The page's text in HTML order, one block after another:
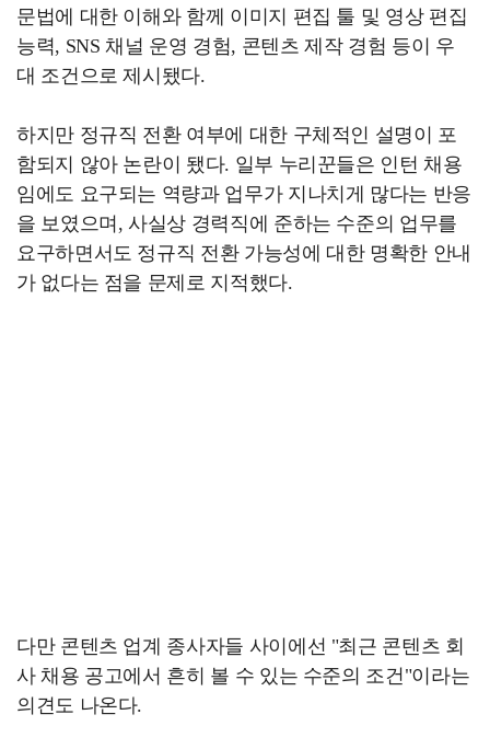
문법에 대한 이해와 함께 이미지 편집 툴 및 영상 편집
능력, SNS 채널 운영 경험, 콘텐츠 제작 경험 등이 우
대 조건으로 제시됐다.
하지만 정규직 전환 여부에 대한 구체적인 설명이 포
함되지 않아 논란이 됐다. 일부 누리꾼들은 인턴 채용
임에도 요구되는 역량과 업무가 지나치게 많다는 반응
을 보였으며, 사실상 경력직에 준하는 수준의 업무를
요구하면서도 정규직 전환 가능성에 대한 명확한 안내
가 없다는 점을 문제로 지적했다.
다만 콘텐츠 업계 종사자들 사이에선 "최근 콘텐츠 회
사 채용 공고에서 흔히 볼 수 있는 수준의 조건"이라는
의견도 나온다.